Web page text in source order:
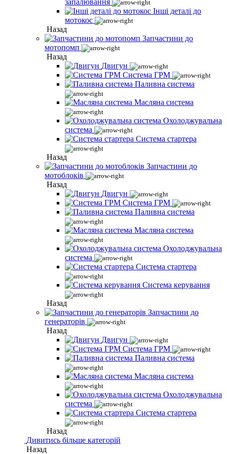
запалювання
Інші деталі до
мотокос
Назад
Запчастини до
мотопомп
Назад
Двигун
Система ГРМ
Паливна система
Масляна система
Охолоджувальна
система
Система стартера
Назад
Запчастини до
мотоблоків
Назад
Двигун
Система ГРМ
Паливна система
Масляна система
Охолоджувальна
система
Система стартера
Система керування
Назад
Запчастини до
генераторів
Назад
Двигун
Система ГРМ
Паливна система
Масляна система
Охолоджувальна
система
Система стартера
Назад
Дивитись більше категорій
Назад